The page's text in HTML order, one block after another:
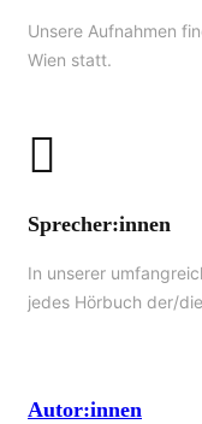
Unsere Aufnahmen
Wien statt.
Sprecher:innen
In unserer
jedes Hörbuch der/
Autor:innen